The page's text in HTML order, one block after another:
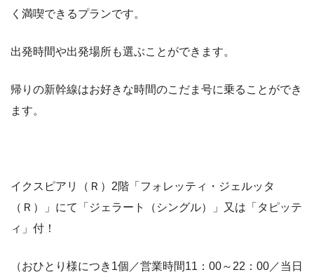
く満喫できるプランです。
出発時間や出発場所も選ぶことができます。
帰りの新幹線はお好きな時間のこだま号に乗ることができ
ます。
イクスピアリ（Ｒ）2階「フォレッティ・ジェルッタ
（Ｒ）」にて「ジェラート（シングル）」又は「タピッテ
ィ」付！
（おひとり様につき1個／営業時間11：00～22：00／当日